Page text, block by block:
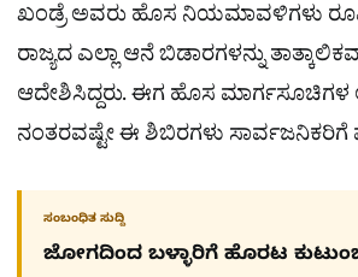
ಖಂಡ್ರೆ ಅವರು ಹೊಸ ನಿಯಮಾವಳಿಗಳು
ರಾಜ್ಯದ ಎಲ್ಲಾ ಆನೆ ಬಿಡಾರಗಳನ್ನು
ಆದೇಶಿಸಿದ್ದರು. ಈಗ ಹೊಸ
ನಂತರವಷ್ಟೇ ಈ ಶಿಬಿರಗಳು ಸಾರ್ವಜನಿಕರಿಗೆ
ಸಂಬಂಧಿತ ಸುದ್ದಿ
ಜೋಗದಿಂದ ಬಳ್ಳಾರಿಗೆ ಹೊರಟ